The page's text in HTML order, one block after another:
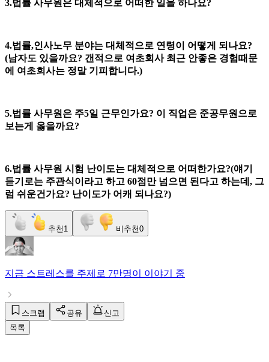
3.법률 사무원은 대체적으로 어떠한 일을 하나요?
4.법률,인사노무 분야는 대체적으로 연령이 어떻게 되나요?
(남자도 있을까요? 갠적으로 여초회사 최근 안좋은 경험때문
에 여초회사는 정말 기피합니다.)
5.법률 사무원은 주5일 근무인가요? 이 직업은 준공무원으로
보는게 옳을까요?
6.법률 사무원 시험 난이도는 대체적으로 어떠한가요?(얘기
듣기로는 주관식이라고 하고 60점만 넘으면 된다고 하는데, 그
럼 쉬운건가요? 난이도가 어캐 되나요?)
추천 1 비추천0
지금 스트레스를 주제로 7만명이 이야기 중
스크랩 공유
신고
목록